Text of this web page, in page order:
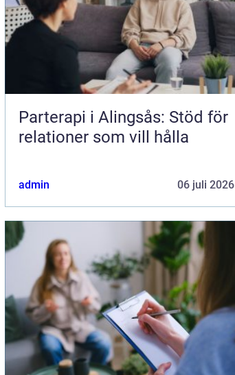
Parterapi i Alingsås: Stöd för
relationer som vill hålla
admin 06 juli 2026